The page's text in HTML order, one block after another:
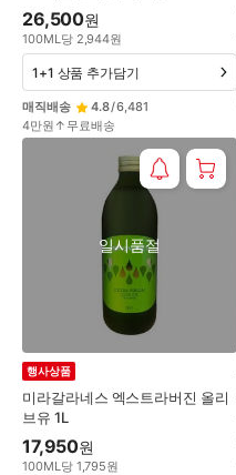
26,500원
100ML당 2,944원
매직배송 4.8/6,481
4만원↑무료배송
1+1 상품 추가담기
미라갈라네스 엑스트라버진 올리
브유 1L
일시품절
행사상품
17,950원
100ML당 1,795원